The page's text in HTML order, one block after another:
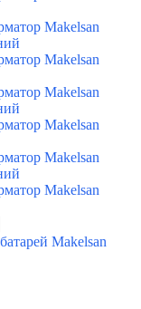
Makelsan
Makelsan
Makelsan
Makelsan
Makelsan
Makelsan
Makelsan